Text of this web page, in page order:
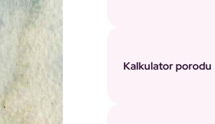
Kalkulator porodu